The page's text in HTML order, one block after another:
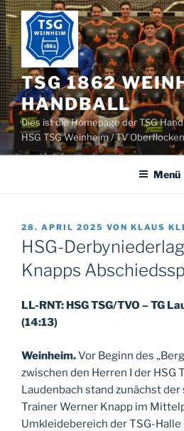
Zum
Inhalt
springen
TSG 1862
HANDBALL
Dies ist die Homepage der TSG
HSG TSG Weinheim / TV
Menü
VERÖFFENTLICHT
AM
28. APRIL 2025 VON KLAUS
HSG-
Knapps
LL-RNT: HSG TSG/TVO – TG
(14:13)
Weinheim.Vor Beginn des
zwischen den Herren I der HSG
Laudenbach stand zunächst der
Trainer Werner Knapp im
Umkleidebereich der TSG-